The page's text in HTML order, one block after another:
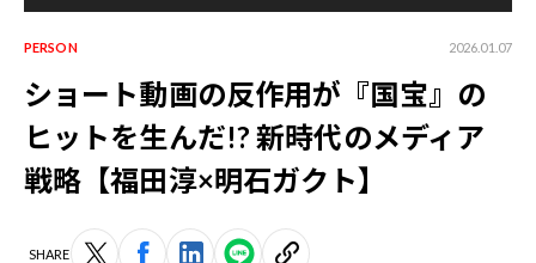
PERSON 2026.01.07
ショート動画の反作用が『国宝』の
ヒットを生んだ!? 新時代のメディア
戦略【福田淳×明石ガクト】
SHARE